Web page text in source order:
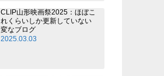
CLIP山形映画祭2025：ほぼこ
れくらいしか更新していない
変なブログ
2025.03.03